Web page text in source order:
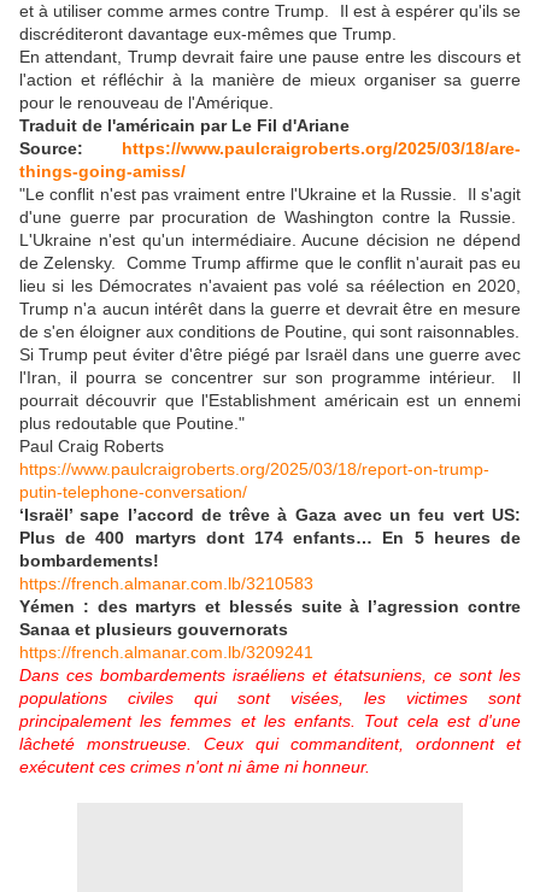
et à utiliser comme armes contre Trump. Il est à espérer qu'ils se
discréditeront davantage eux-mêmes que Trump.
En attendant, Trump devrait faire une pause entre les discours et
l'action et réfléchir à la manière de mieux organiser sa guerre
pour le renouveau de l'Amérique.
Traduit de l'américain par Le Fil d'Ariane
Source: https://www.paulcraigroberts.org/2025/03/18/are-
things-going-amiss/
"Le conflit n'est pas vraiment entre l'Ukraine et la Russie. Il s'agit
d'une guerre par procuration de Washington contre la Russie.
L'Ukraine n'est qu'un intermédiaire. Aucune décision ne dépend
de Zelensky. Comme Trump affirme que le conflit n'aurait pas eu
lieu si les Démocrates n'avaient pas volé sa réélection en 2020,
Trump n'a aucun intérêt dans la guerre et devrait être en mesure
de s'en éloigner aux conditions de Poutine, qui sont raisonnables.
Si Trump peut éviter d'être piégé par Israël dans une guerre avec
l'Iran, il pourra se concentrer sur son programme intérieur. Il
pourrait découvrir que l'Establishment américain est un ennemi
plus redoutable que Poutine."
Paul Craig Roberts
https://www.paulcraigroberts.org/2025/03/18/report-on-trump-
putin-telephone-conversation/
‘Israël’ sape l’accord de trêve à Gaza avec un feu vert US:
Plus de 400 martyrs dont 174 enfants… En 5 heures de
bombardements!
https://french.almanar.com.lb/3210583
Yémen : des martyrs et blessés suite à l’agression contre
Sanaa et plusieurs gouvernorats
https://french.almanar.com.lb/3209241
Dans ces bombardements israéliens et étatsuniens, ce sont les
populations civiles qui sont visées, les victimes sont
principalement les femmes et les enfants. Tout cela est d'une
lâcheté monstrueuse.
Ceux qui commanditent, ordonnent et
exécutent ces crimes n'ont ni âme ni honneur.